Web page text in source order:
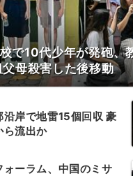
で10代少年が発砲、
母殺害した後移動
沿岸で地雷15個回収 豪
ら流出か
ォーラム、中国のミサ